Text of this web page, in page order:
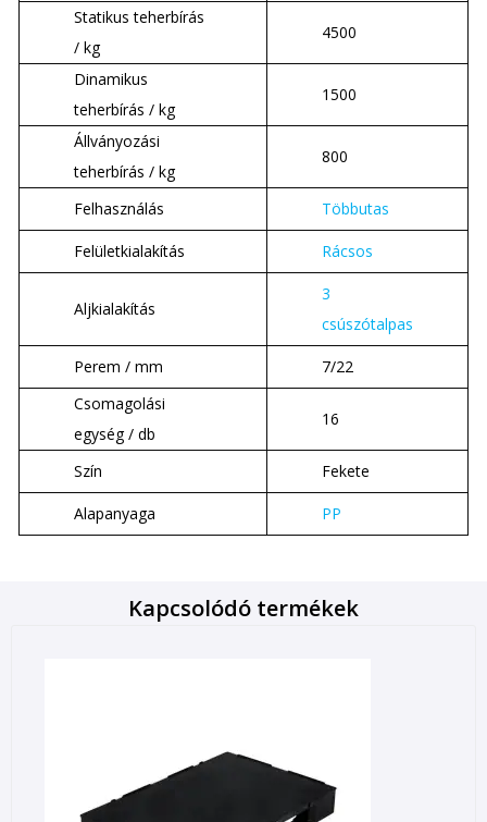
Statikus teherbírás
/ kg
4500
Dinamikus
teherbírás / kg
1500
Állványozási
teherbírás / kg
800
Felhasználás Többutas
Felületkialakítás Rácsos
Aljkialakítás
3
csúszótalpas
Perem / mm
7/22
Csomagolási
egység / db
16
Szín Fekete
Alapanyaga PP
Kapcsolódó termékek